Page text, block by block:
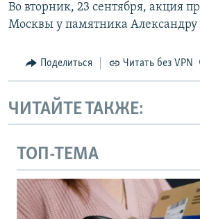
Во вторник, 23 сентября, акция
Москвы у памятника
Поделиться Читать без VPN
ЧИТАЙТЕ ТАКЖЕ:
ТОП-ТЕМА